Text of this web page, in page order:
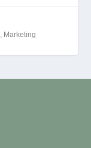
Marketing